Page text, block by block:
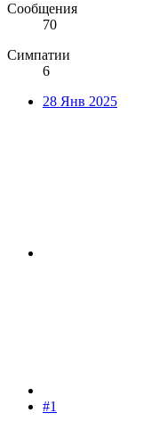
Сообщения
70
Симпатии
6
28 Янв 2025
#1